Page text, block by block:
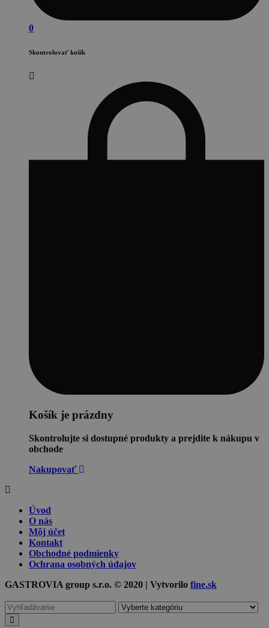
0
Skontrolovať košík
Košík je prázdny
Skontrolujte si dostupné produkty a prejdite k nákupu v
obchode
Nakupovať
Úvod
O nás
Môj účet
Kontakt
Obchodné podmienky
Ochrana osobných údajov
GASTROVIA group s.r.o. © 2020 | Vytvorilo fine.sk
Vyhľadávanie
pre